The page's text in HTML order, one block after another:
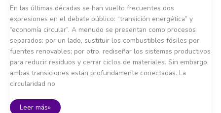
En las últimas décadas se han vuelto frecuentes dos
expresiones en el debate público: “transición energética” y
“economía circular”. A menudo se presentan como procesos
separados: por un lado, sustituir los combustibles fósiles por
fuentes renovables; por otro, rediseñar los sistemas productivos
para reducir residuos y cerrar ciclos de materiales. Sin embargo,
ambas transiciones están profundamente conectadas. La
circularidad no
Energía
Leer más»